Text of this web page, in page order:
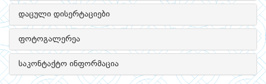
დაცული დისერტაციები
ფოტოგალერეა
საკონტაქტო ინფორმაცია